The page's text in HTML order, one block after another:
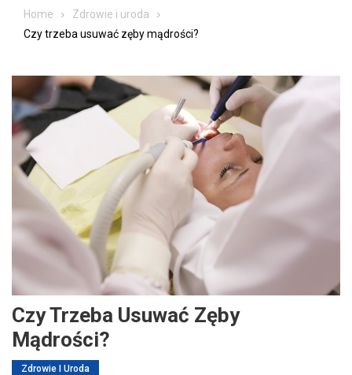
Home
Zdrowie i uroda
Czy trzeba usuwać zęby mądrości?
Czy Trzeba Usuwać Zęby
Mądrości?
Zdrowie I Uroda